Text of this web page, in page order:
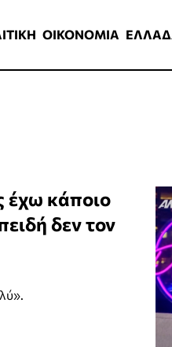
ΟΙΚΟΝΟΜΙΑ
έχω κάποιο
δεν τον